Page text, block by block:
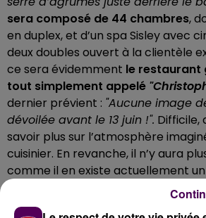
sera composé de 44 chambres,
en duplex, et d’un spa Sisley avec
deux doubles ouvert à la clientèle
ce sera évidemment le restaurant
tout simplement appelé
dernier prévient : "Aucune image
dévoilée avant le 13 juin !". Difficile,
savoir plus sur l’atmosphère
cuisinier. En revanche, il n’y aura
comme il en existe actuellement
un autre restaurant dans la
s’appellera "Amour Blanc", et sera